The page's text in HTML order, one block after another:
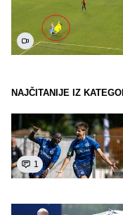
NAJČITANIJE IZ
1